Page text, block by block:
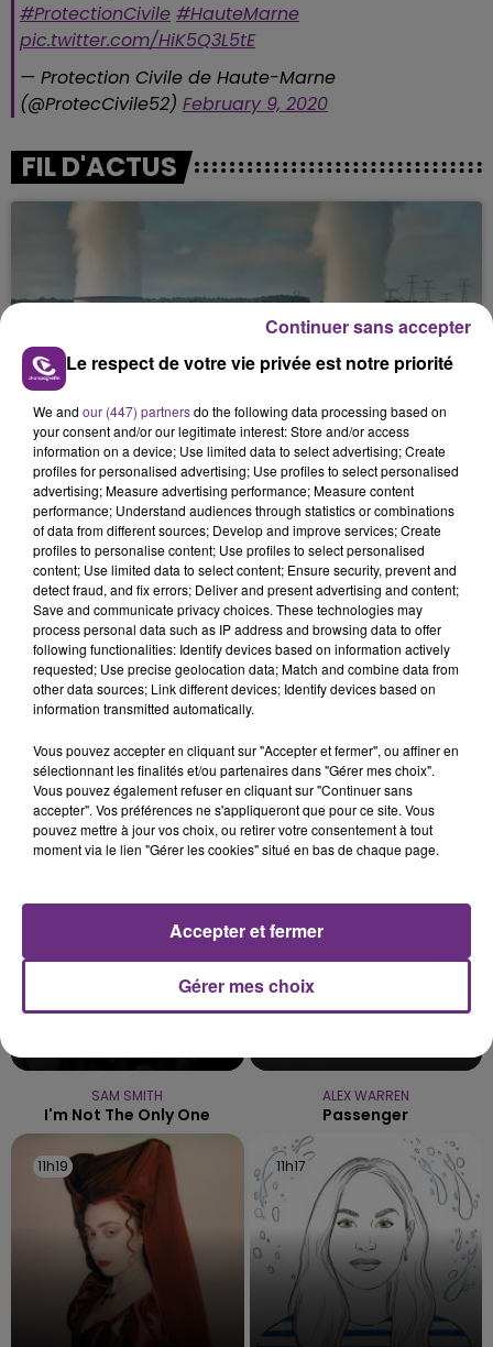
#ProtectionCivile #HauteMarne
pic.twitter.com/HiK5Q3L5tE
— Protection Civile de Haute-Marne
(@ProtecCivile52) February 9, 2020
FIL D'ACTUS
LA CENTRALE NUCLÉAIRE DE CHOOZ
TOUJOURS À L'ARRÊT
Cela fait déjà une semaine que la centrale
nucléaire ardennaise est à l'arrêt. Une situation
justifiée par la sécheresse intense qui est toujours
présente.
LE MAGASIN JOUÉCLUB DE REIMS FERME
SES PORTES
rémois. Le magasin JouéClub est contraint de
fermer ses portes.
TITRES DIFFUSÉS
SAM SMITH
I'm Not The Only One
ALEX WARREN
Passenger
11h19
11h19 11h17
11h17
Le respect de votre vie privée est notre priorité
We and our (447) partnersdo the following data processing based on
your consent and/or our legitimate interest: Store and/or access
information on a device; Use limited data to select advertising; Create
profiles for personalised advertising; Use profiles to select personalised
advertising; Measure advertising performance; Measure content
performance; Understand audiences through statistics or combinations
of data from different sources; Develop and improve services; Create
profiles to personalise content; Use profiles to select personalised
content; Use limited data to select content; Ensure security, prevent and
detect fraud, and fix errors; Deliver and present advertising and content;
Save and communicate privacy choices. These technologies may
process personal data such as IP address and browsing data to offer
following functionalities: Identify devices based on information actively
requested; Use precise geolocation data; Match and combine data from
other data sources; Link different devices; Identify devices based on
information transmitted automatically.
Vous pouvez accepter en cliquant sur "Accepter et fermer", ou affiner en
sélectionnant les finalités et/ou partenaires dans "Gérer mes choix".
Vous pouvez également refuser en cliquant sur "Continuer sans
accepter". Vos préférences ne s'appliqueront que pour ce site. Vous
pouvez mettre à jour vos choix, ou retirer votre consentement à tout
moment via le lien "Gérer les cookies" situé en bas de chaque page.
Gérer mes choix
Accepter et fermer
Continuer sans accepter